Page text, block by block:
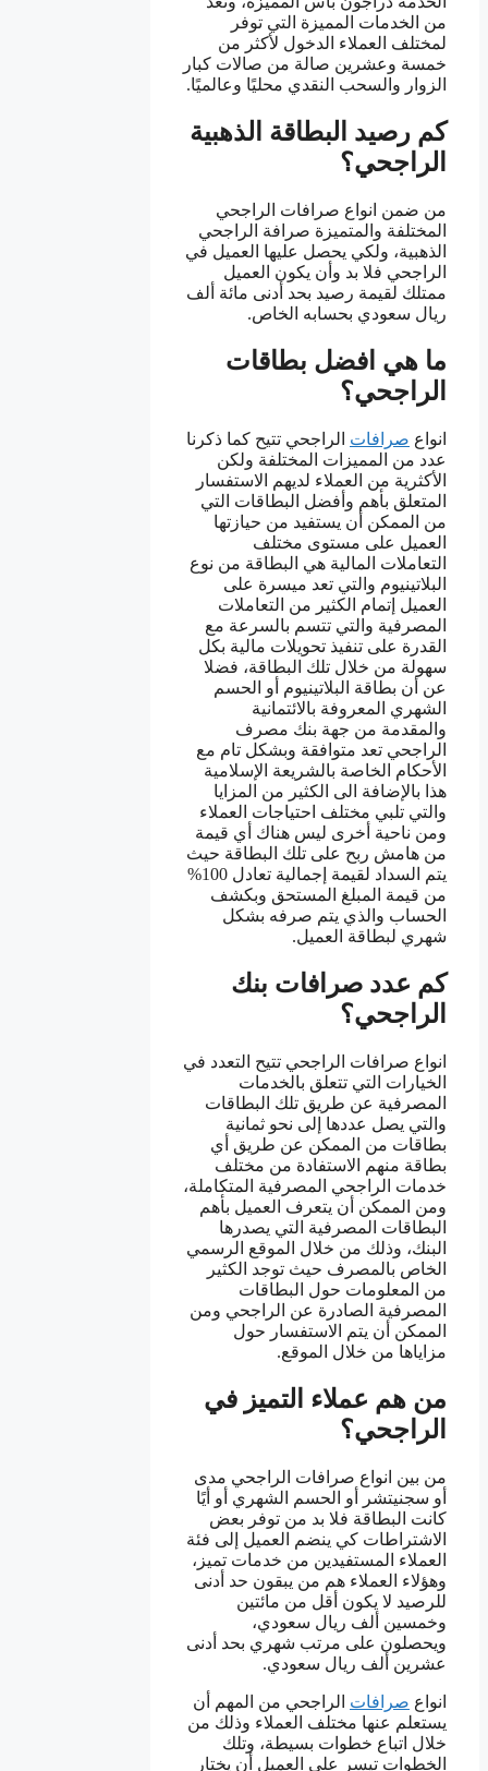
من الخدمات المميزة التي توفر
لمختلف العملاء الدخول لأكثر من
خمسة وعشرين صالة من صالات كبار
الزوار والسحب النقدي محليًا وعالميًا.
كم رصيد البطاقة الذهبية
الراجحي؟
من ضمن انواع صرافات الراجحي
المختلفة والمتميزة صرافة الراجحي
الذهبية، ولكي يحصل عليها العميل في
الراجحي فلا بد وأن يكون العميل
ممتلك لقيمة رصيد بحد أدنى مائة ألف
ريال سعودي بحسابه الخاص.
ما هي افضل بطاقات
الراجحي؟
انواع صرافات الراجحي تتيح كما ذكرنا
عدد من المميزات المختلفة ولكن
الأكثرية من العملاء لديهم الاستفسار
المتعلق بأهم وأفضل البطاقات التي
من الممكن أن يستفيد من حيازتها
العميل على مستوى مختلف
التعاملات المالية هي البطاقة من نوع
البلاتينيوم والتي تعد ميسرة على
العميل إتمام الكثير من التعاملات
المصرفية والتي تتسم بالسرعة مع
القدرة على تنفيذ تحويلات مالية بكل
سهولة من خلال تلك البطاقة، فضلا
عن أن بطاقة البلاتينيوم أو الحسم
الشهري المعروفة بالائتمانية
والمقدمة من جهة بنك مصرف
الراجحي تعد متوافقة وبشكل تام مع
الأحكام الخاصة بالشريعة الإسلامية
هذا بالإضافة الى الكثير من المزايا
والتي تلبي مختلف احتياجات العملاء
ومن ناحية أخرى ليس هناك أي قيمة
من هامش ربح على تلك البطاقة حيث
يتم السداد لقيمة إجمالية تعادل 100%
من قيمة المبلغ المستحق وبكشف
الحساب والذي يتم صرفه بشكل
شهري لبطاقة العميل.
كم عدد صرافات بنك
الراجحي؟
انواع صرافات الراجحي تتيح التعدد في
الخيارات التي تتعلق بالخدمات
المصرفية عن طريق تلك البطاقات
والتي يصل عددها إلى نحو ثمانية
بطاقات من الممكن عن طريق أي
بطاقة منهم الاستفادة من مختلف
خدمات الراجحي المصرفية المتكاملة،
ومن الممكن أن يتعرف العميل بأهم
البطاقات المصرفية التي يصدرها
البنك، وذلك من خلال الموقع الرسمي
الخاص بالمصرف حيث توجد الكثير
من المعلومات حول البطاقات
المصرفية الصادرة عن الراجحي ومن
الممكن أن يتم الاستفسار حول
مزاياها من خلال الموقع.
من هم عملاء التميز في
الراجحي؟
من بين انواع صرافات الراجحي مدى
أو سجنيتشر أو الحسم الشهري أو أيًا
كانت البطاقة فلا بد من توفر بعض
الاشتراطات كي ينضم العميل إلى فئة
العملاء المستفيدين من خدمات تميز،
وهؤلاء العملاء هم من يبقون حد أدنى
للرصيد لا يكون أقل من مائتين
وخمسين ألف ريال سعودي،
ويحصلون على مرتب شهري بحد أدنى
عشرين ألف ريال سعودي.
انواع صرافات الراجحي من المهم أن
يستعلم عنها مختلف العملاء وذلك من
خلال اتباع خطوات بسيطة، وتلك
الخطوات تيسر على العميل أن يختار